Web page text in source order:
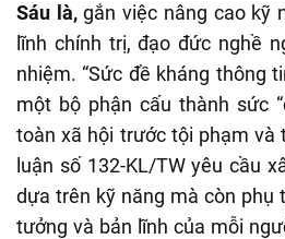
Sáu là,gắn việc nâng cao kỹ
lĩnh chính trị, đạo đức nghề
nhiệm. “Sức đề kháng thông
một bộ phận cấu thành sức
toàn xã hội trước tội phạm và
luận số 132-KL/TW yêu cầu
dựa trên kỹ năng mà còn phụ
tưởng và bản lĩnh của mỗi